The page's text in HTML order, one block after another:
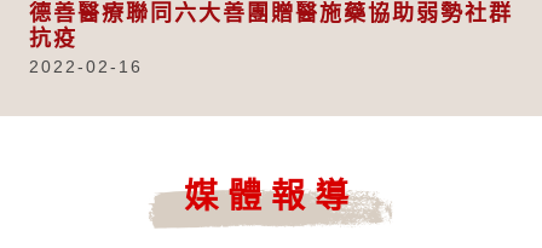
德善醫療聯同六大善團贈醫施藥協助弱勢社群
抗疫
2022-02-16
媒體報導